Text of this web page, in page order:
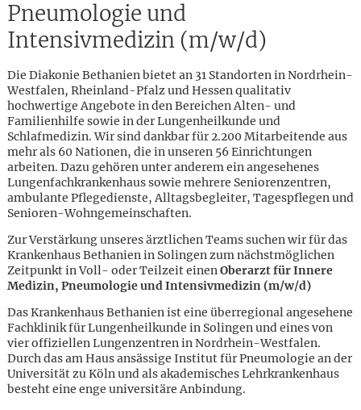
Pneumologie und
Intensivmedizin (m/w/d)
Die Diakonie Bethanien bietet an 31 Standorten in Nordrhein-
Westfalen, Rheinland-Pfalz und Hessen qualitativ
hochwertige Angebote in den Bereichen Alten- und
Familienhilfe sowie in der Lungenheilkunde und
Schlafmedizin. Wir sind dankbar für 2.200 Mitarbeitende aus
mehr als 60 Nationen, die in unseren 56 Einrichtungen
arbeiten. Dazu gehören unter anderem ein angesehenes
Lungenfachkrankenhaus sowie mehrere Seniorenzentren,
ambulante Pflegedienste, Alltagsbegleiter, Tagespflegen und
Senioren-Wohngemeinschaften.
Zur Verstärkung unseres ärztlichen Teams suchen wir für das
Krankenhaus Bethanien in Solingen zum nächstmöglichen
Zeitpunkt in Voll- oder Teilzeit einenOberarzt für Innere
Medizin, Pneumologie und Intensivmedizin (m/w/d)
Das Krankenhaus Bethanien ist eine überregional angesehene
Fachklinik für Lungenheilkunde in Solingen und eines von
vier offiziellen Lungenzentren in Nordrhein-Westfalen.
Durch das am Haus ansässige Institut für Pneumologie an der
Universität zu Köln und als akademisches Lehrkrankenhaus
besteht eine enge universitäre Anbindung.
Karte anzeigen